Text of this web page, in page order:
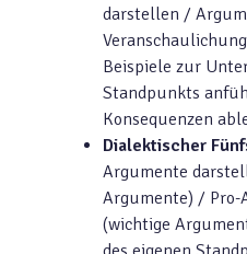
darstellen /
Beispiele zur
Standpunkts
Konsequenzen
Dialektischer
Argumente
Argumente) /
(wichtige